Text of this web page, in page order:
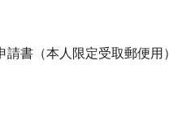
書（本人限定受取郵便用）